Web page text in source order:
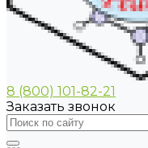
8 (800) 101-82-21
Заказать звонок